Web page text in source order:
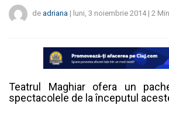
de adriana | luni, 3 noiembrie 2014| 2
Teatrul Maghiar ofera un
spectacolele de la începutul